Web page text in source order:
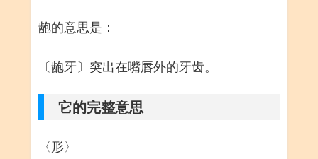
龅的意思是：
〔龅牙〕突出在嘴唇外的牙齿。
它的完整意思
〈形〉